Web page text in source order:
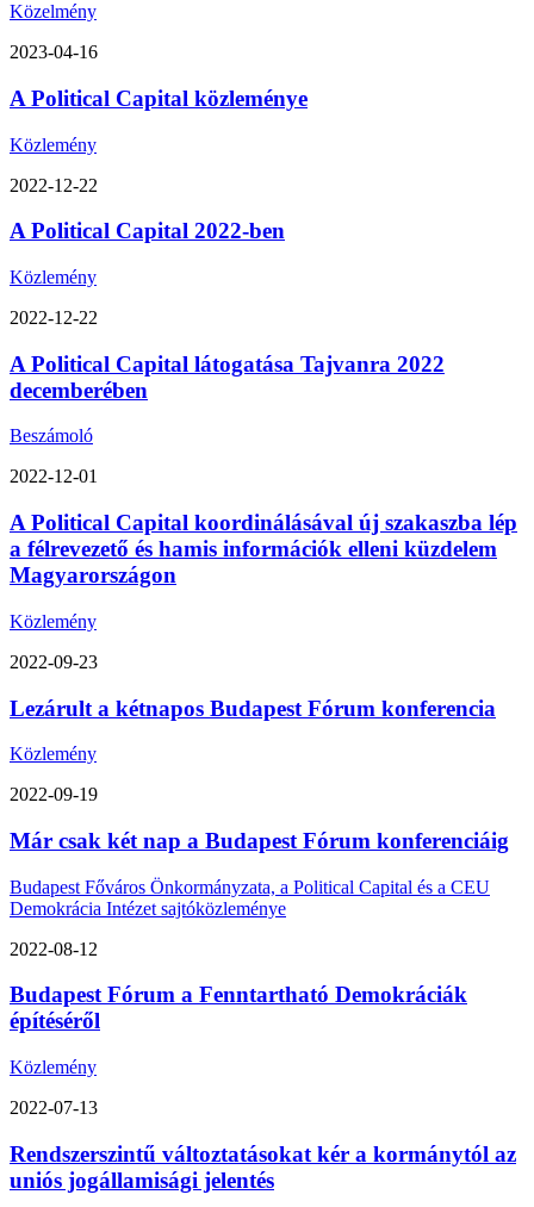
Közelmény
2023-04-16
A Political Capital közleménye
Közlemény
2022-12-22
A Political Capital 2022-ben
Közlemény
2022-12-22
A Political Capital látogatása Tajvanra 2022
decemberében
Beszámoló
2022-12-01
A Political Capital koordinálásával új szakaszba lép
a félrevezető és hamis információk elleni küzdelem
Magyarországon
Közlemény
2022-09-23
Lezárult a kétnapos Budapest Fórum konferencia
Közlemény
2022-09-19
Már csak két nap a Budapest Fórum konferenciáig
Budapest Főváros Önkormányzata, a Political Capital és a CEU
Demokrácia Intézet sajtóközleménye
2022-08-12
Budapest Fórum a Fenntartható Demokráciák
építéséről
Közlemény
2022-07-13
Rendszerszintű változtatásokat kér a kormánytól az
uniós jogállamisági jelentés